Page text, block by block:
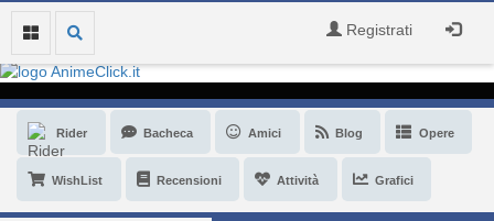
Registrati
Rider Bacheca Amici Blog Opere
WishList Recensioni Attività Grafici